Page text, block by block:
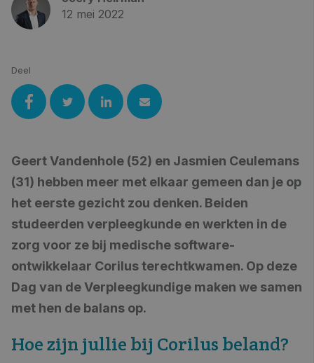
12 mei 2022
Deel
Geert Vandenhole (52) en Jasmien Ceulemans
(31) hebben meer met elkaar gemeen dan je op
het eerste gezicht zou denken. Beiden
studeerden verpleegkunde en werkten in de
zorg voor ze bij medische software-
ontwikkelaar Corilus terechtkwamen. Op deze
Dag van de Verpleegkundige maken we samen
met hen de balans op.
Hoe zijn jullie bij Corilus beland?